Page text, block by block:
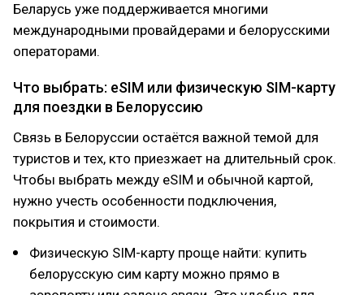
Беларусь уже поддерживается многими
международными провайдерами и белорусскими
операторами.
Что выбрать: eSIM или физическую SIM-карту
для поездки в Белоруссию
Связь в Белоруссии остаётся важной темой для
туристов и тех, кто приезжает на длительный срок.
Чтобы выбрать между eSIM и обычной картой,
нужно учесть особенности подключения,
покрытия и стоимости.
Физическую SIM-карту проще найти: купить
белорусскую сим карту можно прямо в